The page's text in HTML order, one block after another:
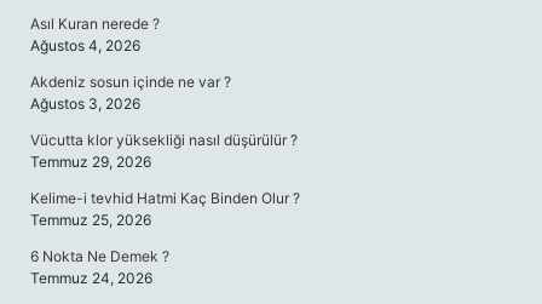
Asıl Kuran nerede ?
Ağustos 4, 2026
Akdeniz sosun içinde ne var ?
Ağustos 3, 2026
Vücutta klor yüksekliği nasıl düşürülür ?
Temmuz 29, 2026
Kelime-i tevhid Hatmi Kaç Binden Olur ?
Temmuz 25, 2026
6 Nokta Ne Demek ?
Temmuz 24, 2026